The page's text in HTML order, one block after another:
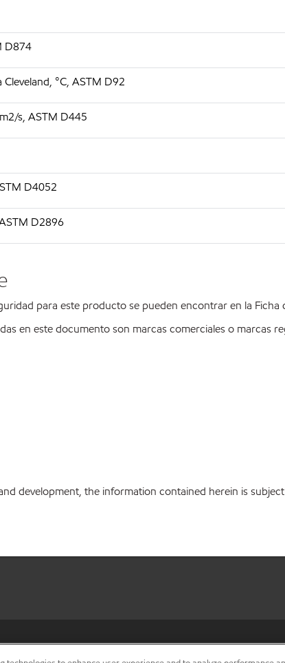
D874
°C, ASTM D92
s, ASTM D445
D4052
D2896
para este producto se pueden encontrar en la Ficha
en este documento son marcas comerciales o
development, the information contained herein is